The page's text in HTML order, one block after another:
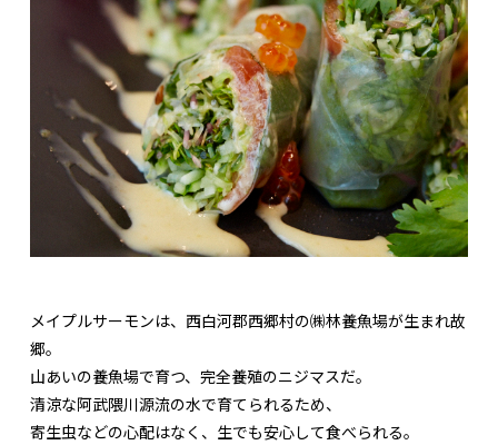
メイプルサーモンは、西白河郡西郷村の㈱林養魚場が生まれ故
郷。
山あいの養魚場で育つ、完全養殖のニジマスだ。
清涼な阿武隈川源流の水で育てられるため、
寄生虫などの心配はなく、生でも安心して食べられる。